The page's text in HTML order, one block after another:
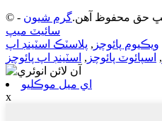
گرم شيون -
سائيٽ ميپ
ويڪيوم پائوچز , پلاسٽڪ اسٽينڊ اپ
, اسپائوٽ پائوچز , اسٽينڊ اپ پائوچز
اي ميل موڪليو
x